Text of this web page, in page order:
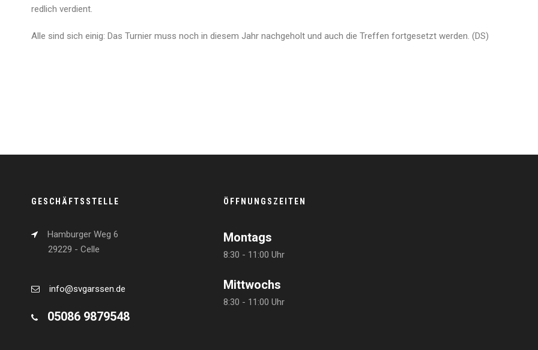
redlich verdient.
Alle sind sich einig: Das Turnier muss noch in diesem Jahr nachgeholt und auch die Treffen fortgesetzt werden. (DS)
GESCHÄFTSSTELLE
Hamburger Weg 6
29229 - Celle
info@svgarssen.de
05086 9879548
ÖFFNUNGSZEITEN
Montags
8:30 - 11:00 Uhr
Mittwochs
8:30 - 11:00 Uhr